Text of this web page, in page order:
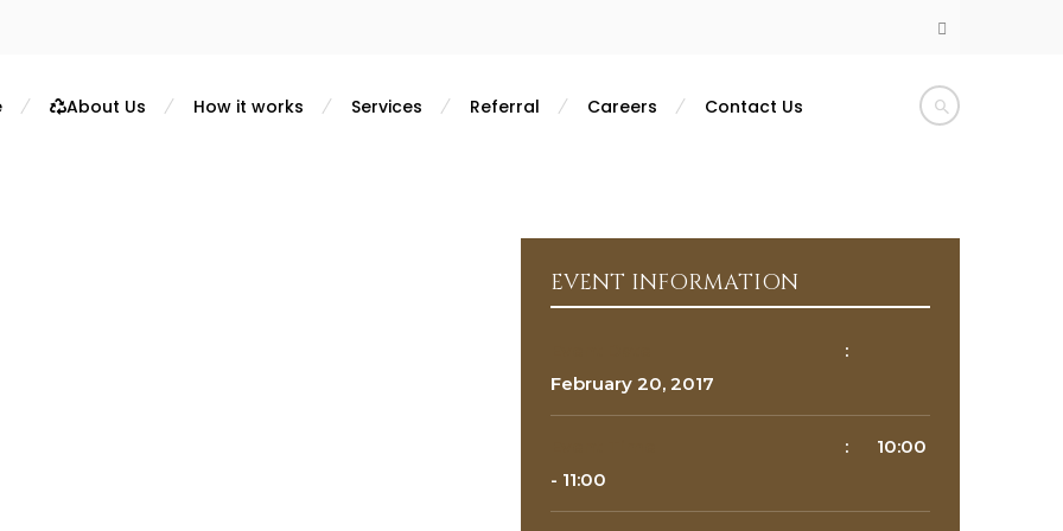
About Us How it works Services Referral Careers Contact Us
EVENT INFORMATION
:
February 20, 2017
:
10:00
- 11:00